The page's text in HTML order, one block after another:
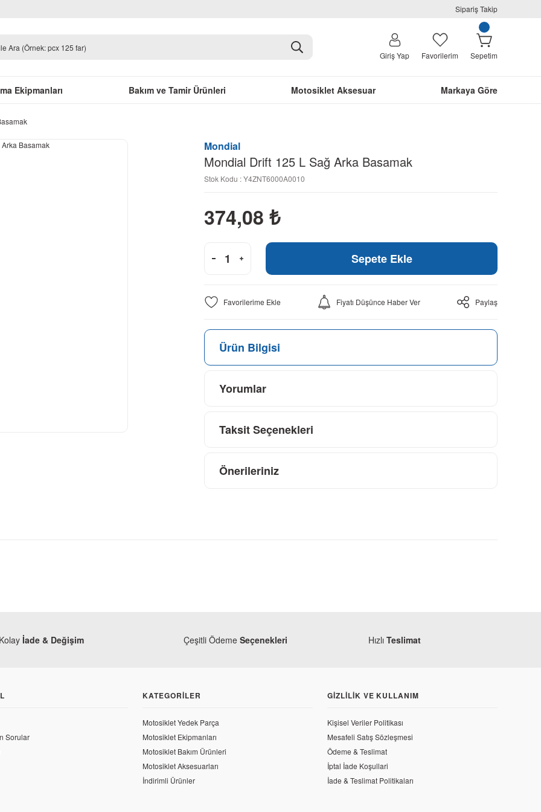
Sipariş Takip
Giriş Yap Favorilerim Sepetim
Ekipmanları Bakım ve Tamir Ürünleri Motosiklet Aksesuar Markaya Göre
Mondial
Mondial Drift 125 L Sağ Arka Basamak
Stok Kodu : Y4ZNT6000A0010
374,08 ₺
Sepete Ekle
Fiyatı Düşünce Haber Ver Paylaş
Ürün Bilgisi
Yorumlar
Taksit Seçenekleri
Önerileriniz
Mondial
Mondial 125 Drift L Sol Alt Sakal Kırmızı
Mondial
Mondial 125 Drift L Far Muhafazası Siyah Sağ
Kolay İade & Değişim Çeşitli Ödeme Seçenekleri Hızlı Teslimat
Sorular
KATEGORILER
Motosiklet Yedek Parça
Motosiklet Ekipmanları
Motosiklet Bakım Ürünleri
Motosiklet Aksesuarları
İndirimli Ürünler
GIZLILIK VE KULLANIM
Kişisel Veriler Politikası
Mesafeli Satış Sözleşmesi
Ödeme & Teslimat
İptal İade Koşullari
İade & Teslimat Politikaları